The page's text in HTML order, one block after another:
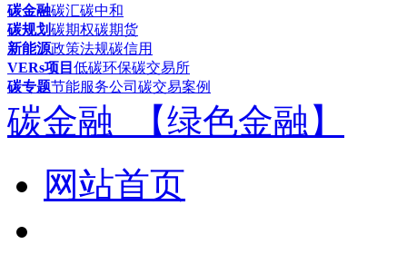
碳金融碳汇碳中和
碳规划碳期权碳期货
新能源政策法规碳信用
VERs项目 低碳环保碳交易所
碳专题节能服务公司 碳交易案例
碳金融_【绿色金融】
网站首页